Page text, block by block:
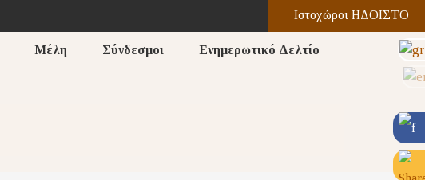
Ιστοχώροι ΗΔΟΙΣΤΟ
Μέλη Σύνδεσμοι Ενημερωτικό Δελτίο